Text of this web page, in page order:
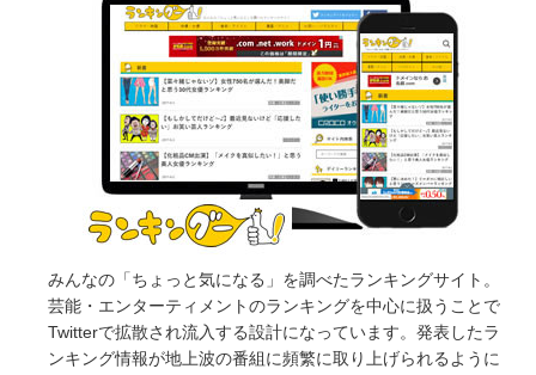
みんなの「ちょっと気になる」を調べたランキングサイト。
芸能・エンターティメントのランキングを中心に扱うことで
Twitterで拡散され流入する設計になっています。発表したラ
ンキング情報が地上波の番組に頻繁に取り上げられるように